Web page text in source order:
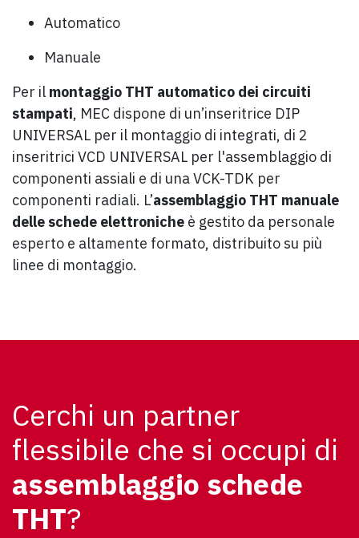
Automatico
Manuale
Per il montaggio THT automatico dei circuiti
stampati, MEC dispone di un’inseritrice DIP
UNIVERSAL per il montaggio di integrati, di 2
inseritrici VCD UNIVERSAL per l'assemblaggio di
componenti assiali e di una VCK-TDK per
componenti radiali. L’assemblaggio THT manuale
delle schede elettroniche è gestito da personale
esperto e altamente formato, distribuito su più
linee di montaggio.
Cerchi un partner
flessibile che si occupi di
assemblaggio schede
THT?